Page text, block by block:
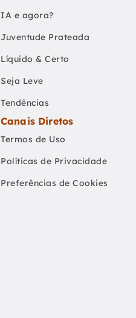
IA e agora?
Juventude Prateada
Líquido & Certo
Seja Leve
Tendências
Canais Diretos
Termos de Uso
Políticas de Privacidade
Preferências de Cookies